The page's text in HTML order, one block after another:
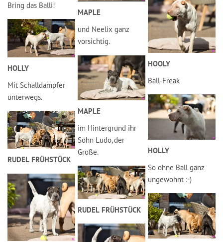
Bring das Balli!
HOLLY
Mit Schalldämpfer
unterwegs.
RUDEL FRÜHSTÜCK
MAPLE
und Neelix ganz
vorsichtig.
MAPLE
im Hintergrund ihr
Sohn Ludo, der
Große.
RUDEL FRÜHSTÜCK
HOOLY
Ball-Freak
HOLLY
So ohne Ball ganz
ungewohnt :-)